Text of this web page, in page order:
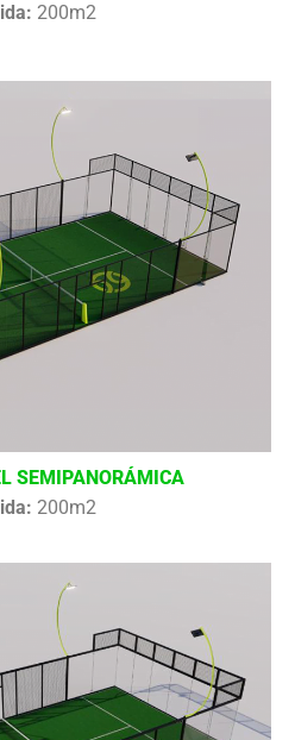
200m2
SEMIPANORÁMICA
200m2